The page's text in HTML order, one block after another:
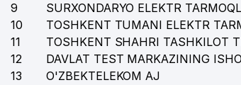
9
SURXONDARYO ELEKTR
10
TOSHKENT TUMANI ELEKTR
11
TOSHKENT SHAHRI TASHKILOT
12
DAVLAT TEST MARKAZINING
13
O'ZBEKTELEKOM AJ